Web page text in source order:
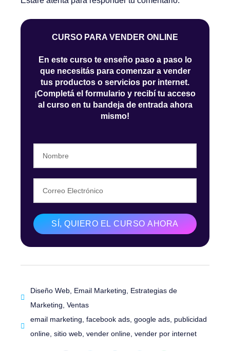
CURSO PARA VENDER ONLINE
En este curso te enseño paso a paso lo
que necesitás para comenzar a vender
tus productos o servicios por internet.
¡Completá el formulario y recibí tu acceso
al curso en tu bandeja de entrada ahora
mismo!
SÍ, QUIERO EL CURSO AHORA
Diseño Web, Email Marketing, Estrategias de
Marketing, Ventas
email marketing, facebook ads, google ads, publicidad
online, sitio web, vender online, vender por internet